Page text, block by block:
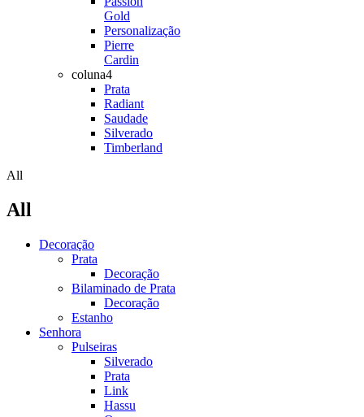
Gold
Personalização
Pierre
Cardin
coluna4
Prata
Radiant
Saudade
Silverado
Timberland
All
All
Decoração
Prata
Decoração
Bilaminado de Prata
Decoração
Estanho
Senhora
Pulseiras
Silverado
Prata
Link
Hassu